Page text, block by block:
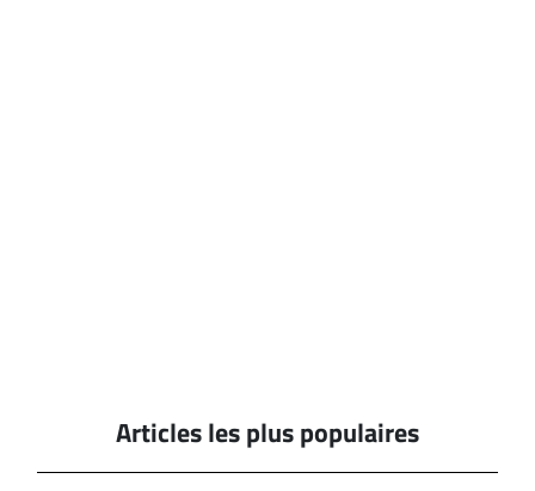
Articles les plus populaires